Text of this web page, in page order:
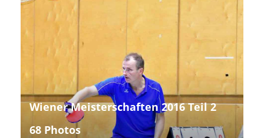
Wiener Meisterschaften 2016 Teil 2
68 Photos